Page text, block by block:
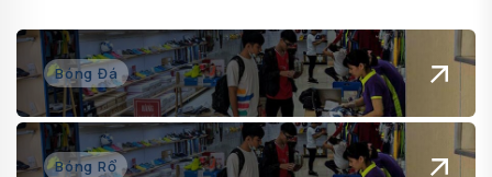
Bóng Đá
Bóng Rổ